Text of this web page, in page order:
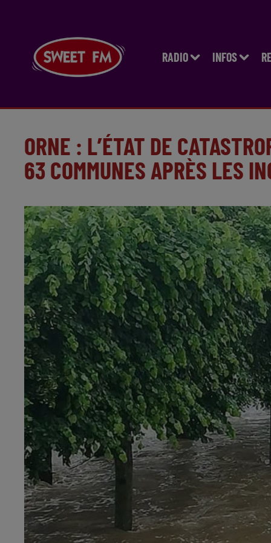
RADIO INFOS
ORNE : L’ÉTAT DE
63 COMMUNES APRÈS LES